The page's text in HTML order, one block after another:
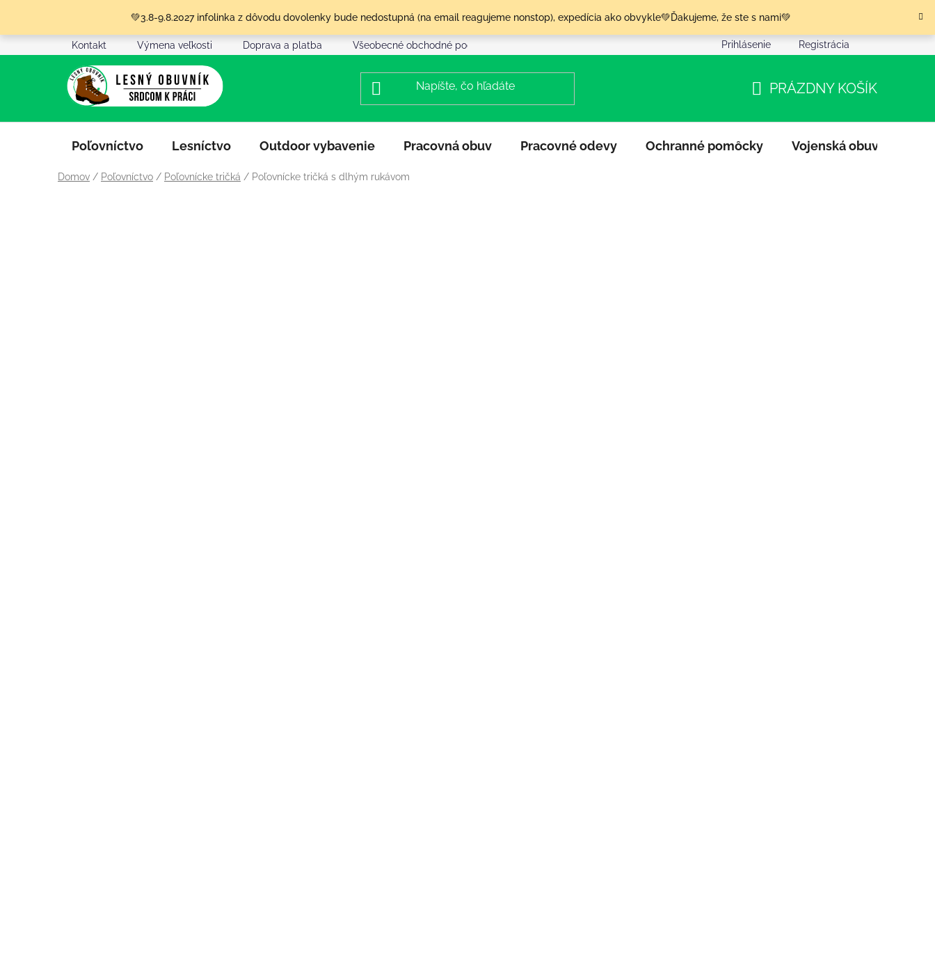
obsah
💚3.8-9.8.2027 infolinka z dôvodu dovolenky bude nedostupná (na email reagujeme nonstop), expedícia ako obvykle💚Ďakujeme, že ste s nami💚
Kontakt Výmena veľkosti Doprava a platba Všeobecné obchodné podmienky Podmienky ochrany osobných údajov
Prihlásenie Registrácia
KOŠÍK
PRÁZDNY KOŠÍK
Poľovníctvo Lesníctvo Outdoor vybavenie Pracovná obuv Pracovné odevy Ochranné pomôcky Vojenská obuv
Domov / Poľovníctvo / Poľovnícke tričká / Poľovnícke tričká s dlhým rukávom